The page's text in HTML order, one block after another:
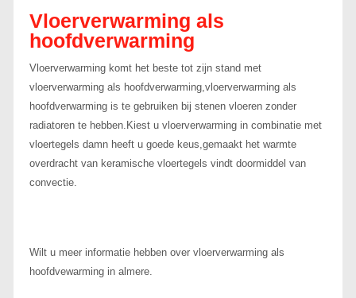
Vloerverwarming als
hoofdverwarming
Vloerverwarming komt het beste tot zijn stand met
vloerverwarming als hoofdverwarming,vloerverwarming als
hoofdverwarming is te gebruiken bij stenen vloeren zonder
radiatoren te hebben.Kiest u vloerverwarming in combinatie met
vloertegels damn heeft u goede keus,gemaakt het warmte
overdracht van keramische vloertegels vindt doormiddel van
convectie.
Wilt u meer informatie hebben over vloerverwarming als
hoofdvewarming in almere.